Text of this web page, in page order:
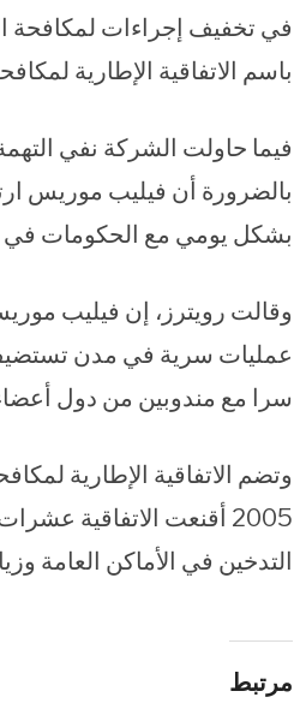
في تخفيف إجراءات لمكافحة
باسم الاتفاقية الإطارية
فيما حاولت الشركة نفي
بالضرورة أن فيليب موريس
بشكل يومي مع الحكومات في
وقالت رويترز، إن فيليب
عمليات سرية في مدن تستضيف
سرا مع مندوبين من دول
2005 أقنعت الاتفاقية
التدخين في الأماكن العامة
مرتبط